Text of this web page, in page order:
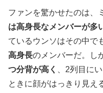
ファンを驚かせたのは、
は高身長なメンバーが多
ているウンソはその中で
高身長のメンバーだ。し
つ分背が高く 、2列目に
ときに顔がはっきり見え